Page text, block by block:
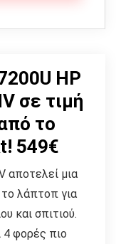
HP
σε τιμή
το
549€
αποτελεί μια
λάπτοπ για
και σπιτιού.
4 φορές πιο